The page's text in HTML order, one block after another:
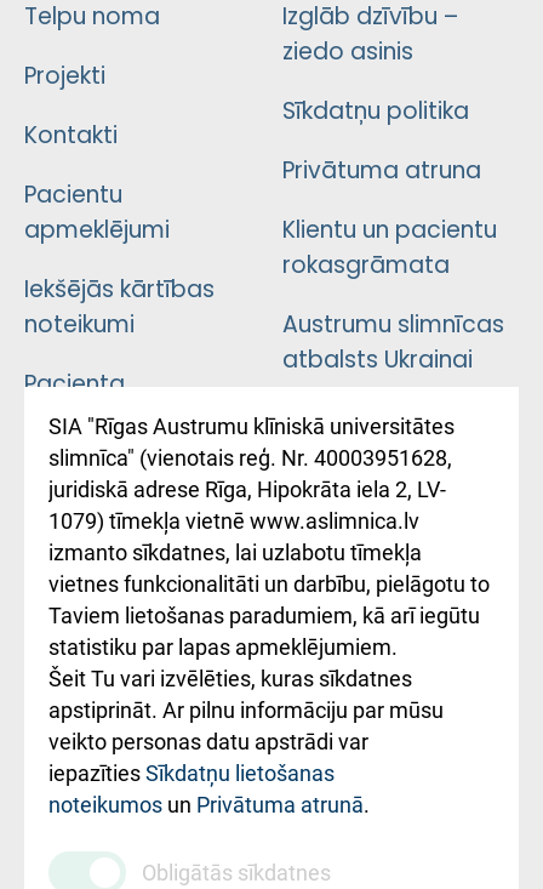
Telpu noma
Projekti
Kontakti
Pacientu
apmeklējumi
Iekšējās kārtības
noteikumi
Pacienta
atsauksmju/sūdzību
iesniegšanas
kārtība
Kā pie mums nokļūt
Rēķinu apmaksas
ceļvedis
Rekvizīti un
ārstniecības
iestādes kods
010000234
Maksas
Izglāb dzīvību –
ziedo asinis
Sīkdatņu politika
Privātuma atruna
Klientu un pacientu
rokasgrāmata
Austrumu slimnīcas
atbalsts Ukrainai
Підтримка Східної
лікарні та співпраця з
Україною
SIA "Rīgas Austrumu klīniskā universitātes
slimnīca" (vienotais reģ. Nr. 40003951628,
juridiskā adrese Rīga, Hipokrāta iela 2, LV-
1079) tīmekļa vietnē www.aslimnica.lv
izmanto sīkdatnes, lai uzlabotu tīmekļa
vietnes funkcionalitāti un darbību, pielāgotu to
Taviem lietošanas paradumiem, kā arī iegūtu
statistiku par lapas apmeklējumiem.
Šeit Tu vari izvēlēties, kuras sīkdatnes
apstiprināt. Ar pilnu informāciju par mūsu
veikto personas datu apstrādi var
iepazītiesSīkdatņu lietošanas
noteikumos un Privātuma atrunā.
Obligātās sīkdatnes